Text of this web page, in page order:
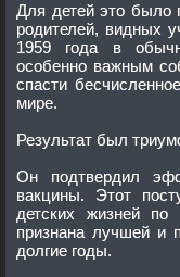
Для детей это было
родителей, видных ученых, произошедшее в один из дней
1959 года в обычной
особенно важным
спасти бесчисленное множество
мире.
Результат был
Он подтвердил эффективность и
вакцины. Этот поступок наших ученых спас миллионы
детских жизней
признана лучшей и поставлялась во многие страны мира
долгие годы.